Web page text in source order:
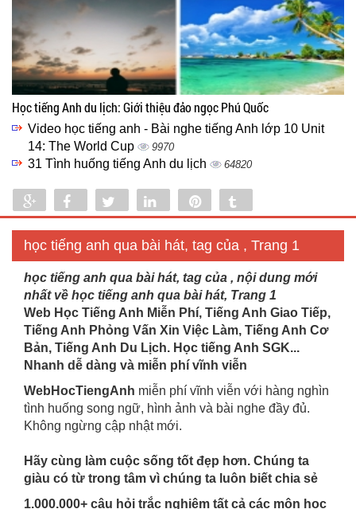
Học tiếng Anh du lịch: Giới thiệu đảo ngọc Phú Quốc
Video học tiếng anh - Bài nghe tiếng Anh lớp 10 Unit
14: The World Cup
9970
31 Tình huống tiếng Anh du lịch 64820
Share Share Tweet Share
học tiếng anh qua bài hát, tag của , Trang 1
học tiếng anh qua bài hát, tag của , nội dung mới
nhất về học tiếng anh qua bài hát, Trang 1
Web Học Tiếng Anh Miễn Phí, Tiếng Anh Giao Tiếp,
Tiếng Anh Phỏng Vấn Xin Việc Làm, Tiếng Anh Cơ
Bản, Tiếng Anh Du Lịch. Học tiếng Anh SGK...
Nhanh dễ dàng và miễn phí vĩnh viễn
WebHocTiengAnh miễn phí vĩnh viễn với hàng nghìn
tình huống song ngữ, hình ảnh và bài nghe đầy đủ.
Không ngừng cập nhật mới.
Hãy cùng làm cuộc sống tốt đẹp hơn. Chúng ta
giàu có từ trong tâm vì chúng ta luôn biết chia sẻ
1.000.000+ câu hỏi trắc nghiệm tất cả các môn học